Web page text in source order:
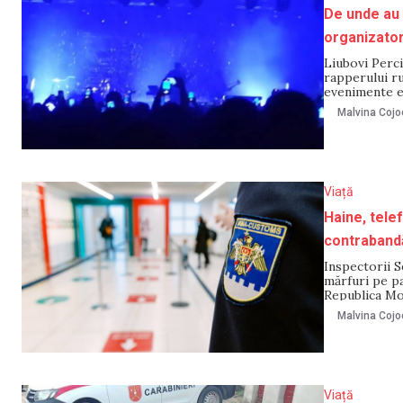
De unde
Liubovi
rapperului
evenimente
regulament
precizează
Malvina
Viață
Haine,
Inspectorii
mărfuri pe
Republica
Mărfurile
Malvina
Viață